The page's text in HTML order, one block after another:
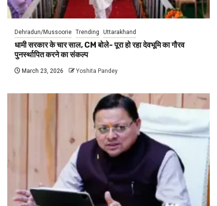
Dehradun/Mussoorie Trending Uttarakhand
धामी सरकार के चार साल, CM बोले- पूरा हो रहा देवभूमि का गौरव
पुनर्स्थापित करने का संकल्प
March 23, 2026 Yoshita Pandey